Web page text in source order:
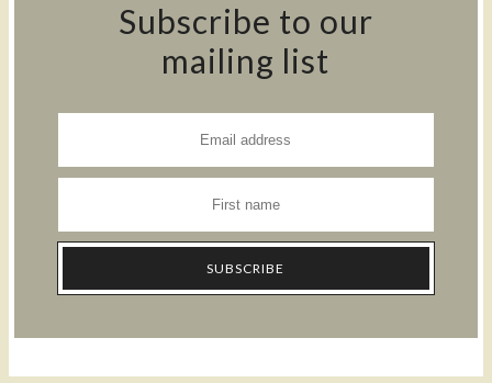
Subscribe to our
mailing list